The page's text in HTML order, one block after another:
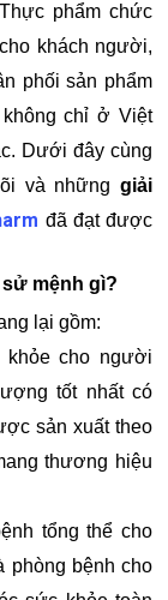
phẩm chức
khách người,
phối sản phẩm
chỉ ở Việt
Dưới đây cùng
và những giải
đã đạt được
mệnh gì?
lại gồm:
cho người
tốt nhất có
sản xuất theo
thương hiệu
tổng thể cho
phòng bệnh cho